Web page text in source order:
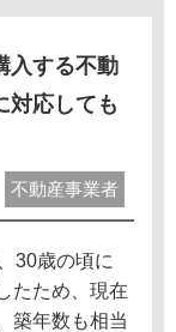
入する不動
対応しても
不動産事業者
30歳の頃に
たため、現在
築年数も相当